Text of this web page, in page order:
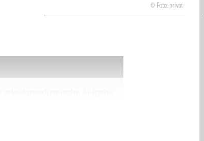
Foto: privat